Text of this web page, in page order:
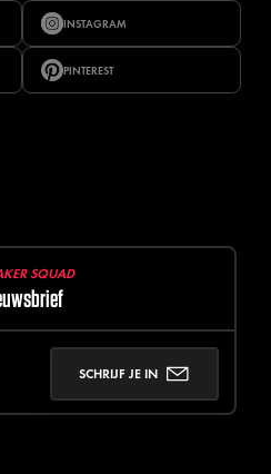
INSTAGRAM
PINTEREST
SQUAD
SCHRIJF JE IN